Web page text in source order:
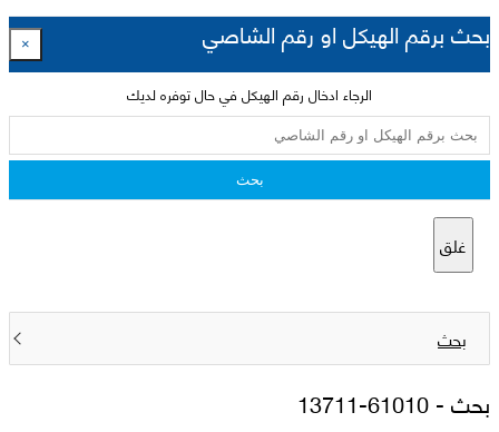
بحث برقم الهيكل او رقم الشاصي ×
الرجاء ادخال رقم الهيكل في حال توفره لديك
بحث
غلق
بحث
بحث -13711-61010